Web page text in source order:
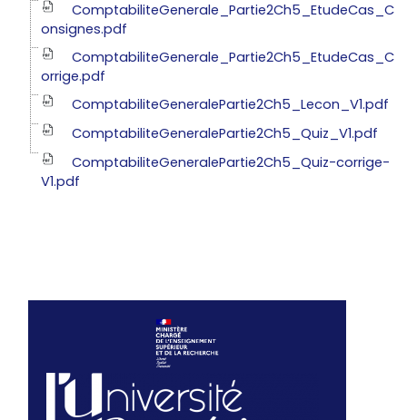
ComptabiliteGenerale_Partie2Ch5_EtudeCas_C
onsignes.pdf
ComptabiliteGenerale_Partie2Ch5_EtudeCas_C
orrige.pdf
ComptabiliteGeneralePartie2Ch5_Lecon_V1.pdf
ComptabiliteGeneralePartie2Ch5_Quiz_V1.pdf
ComptabiliteGeneralePartie2Ch5_Quiz-corrige-
V1.pdf